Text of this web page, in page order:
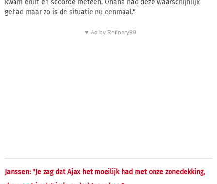
kwam eruit en scoorde meteen. Onana had deze waarschijnlijk
gehad maar zo is de situatie nu eenmaal."
▼ Ad by Refinery89
Janssen: "Je zag dat Ajax het moeilijk had met onze zonedekking,